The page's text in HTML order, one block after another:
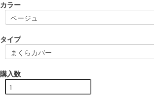
カラー
タイプ
購入数